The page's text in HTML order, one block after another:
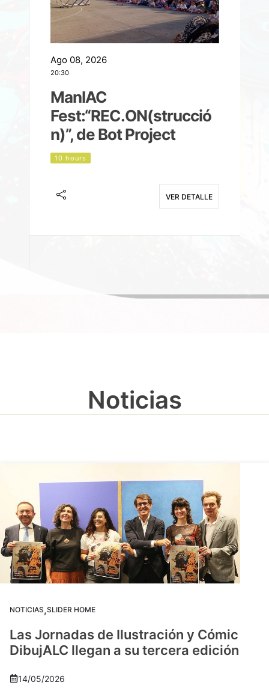
Ago 08, 2026
20:30
ManIAC
Fest:“REC.ON(strucció
n)”, de Bot Project
10 hours
VER DETALLE
Noticias
NOTICIAS,SLIDER HOME
Las Jornadas de Ilustración y Cómic
DibujALC llegan a su tercera edición
14/05/2026